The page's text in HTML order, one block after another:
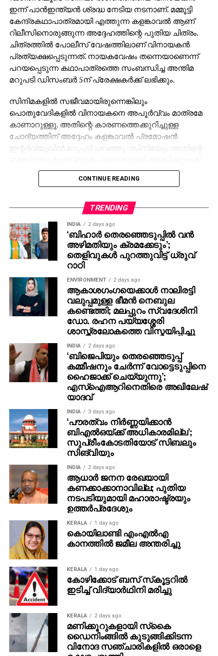
തുടരുകയാണ്.
ഇന്ന് പാന്‍ഇന്ത്യന്‍ ശ്രദ്ധ നേടിയ നടനാണ്. മമ്മൂട്ടി
കേന്ദ്രകഥാപാത്രമായി എത്തുന്ന കളങ്കാവല്‍ ആണ്
റിലീസിനൊരുങ്ങുന്ന അദ്ദേഹത്തിന്റെ പുതിയ ചിത്രം.
ചിത്രത്തില്‍ പോലീസ് വേഷത്തിലാണ് വിനായകന്‍
പ്രത്യക്ഷപ്പെടുന്നത്. നായകവേഷം തന്നെയാണെന്ന്
പറയപ്പെടുന്ന കഥാപാത്രത്തെ സംബന്ധിച്ച അന്തിമ
മറുപടി ഡിസംബര്‍ 5ന് പ്രേക്ഷകര്‍ക്ക് ലഭിക്കും.
സിനിമകളില്‍ സജീവമായിരുന്നെങ്കിലും
പൊതുവേദികളില്‍ വിനായകനെ അപൂര്‍വ്വം മാത്രമേ
കാണാറുള്ളൂ. അതിന്റെ കാരണത്തെക്കുറിച്ചുള്ള
ചോദ്യത്തിന് അദ്ദേഹം കളങ്കാവല്‍ പ്രമോഷന്‍
ഇന്റര്‍വ്യൂവില്‍ മറുപടി പറഞ്ഞു.’സിനിമയും അതിന്റെ
ജനങ്ങള്‍ക്ക് മുന്നില്‍ സംസാരിക്കാന്‍ അറിയില്ല.
പൊതുവേദിയില്‍ സംസാരിക്കാന്‍ പറ്റുന്നില്ല’ അതിന്റെ
പങ്കെടുക്കാന്‍ താല്‍പര്യമില്ലെന്നല്ല,
താല്‍പര്യമുണ്ട്’പക്ഷേ കഴിയുന്നില്ല. പിന്നെ പത്ത്
പേരില്‍ രണ്ടുപേര്‍ എനിക്കു ചൊറിയും എന്റെ
സ്വഭാവത്തിന് അനുസരിച്ച് ഞാന്‍ എന്തെങ്കിലുമൊക്കെ
പറയാം, അതാണ് പിന്നെ പ്രശ്‌നമാകുന്നത്.
അതിനേക്കാള്‍ നല്ലത് വീടിനുള്ളില്‍ ഇരിക്കുക
തന്നെയാണ്, എന്നാണ് വിനായകന്‍ വ്യക്തമാക്കിയത്.
CONTINUE READING
TRENDING
INDIA 2 days ago
‘ബിഹാർ തെരഞ്ഞെടുപ്പിൽ വൻ
അഴിമതിയും ക്രമക്കേടും’;
തെളിവുകൾ പുറത്തുവിട്ട് ധ്രുവ്
റാഠി
ENVIRONMENT 2 days ago
ആകാശഗംഗയെക്കാള്‍ നാലിരട്ടി
വലുപ്പമുള്ള ഭീമന്‍ നെബുല
കണ്ടെത്തി; മലപ്പുറം സ്വദേശിനി
ഡോ. രഹന പയ്യശ്ശേരി
ശാസ്ത്രലോകത്തെ വിസ്മയിപ്പിച്ചു
INDIA 2 days ago
‘ബിജെപിയും തെരഞ്ഞെടുപ്പ്
കമ്മീഷനും ചേർന്ന് വോട്ടെടുപ്പിനെ
ഹൈജാക്ക് ചെയ്യുന്നു’;
എസ്ഐആറിനെതിരെ അഖിലേഷ്
യാദവ്
INDIA 3 days ago
‘പൗരത്വം നിര്‍ണ്ണയിക്കാന്‍
ബിഎല്‍ഒയ്ക്ക് അധികാരമില്ല’;
സുപ്രീംകോടതിയോട് സിബലും
സിങ്‌വിയും
INDIA 2 days ago
ആധാർ ജനന രേഖയായി
കണക്കാക്കാനാവില്ല; പുതിയ
നടപടിയുമായി മഹാരാഷ്ട്രയും
ഉത്തർപ്രദേശും
KERALA 1 day ago
കൊയിലാണ്ടി എംഎല്‍എ
കാനത്തില്‍ ജമീല അന്തരിച്ചു
KERALA 1 day ago
കോഴിക്കോട് ബസ് സ്‌കൂട്ടറില്‍
ഇടിച്ച് വിദ്യാര്‍ഥിനി മരിച്ചു
KERALA 2 days ago
മണിക്കൂറുകളായി സ്‌കൈ
ഡൈനിംങ്ങില്‍ കുടുങ്ങിക്കിടന്ന
വിനോദ സഞ്ചാരികളില്‍ ഒരാളെ